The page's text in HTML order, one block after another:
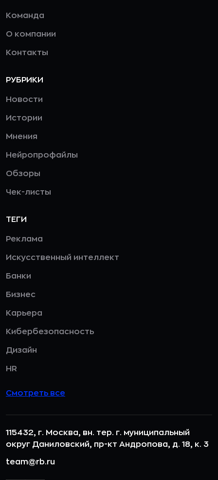
Команда
О компании
Контакты
РУБРИКИ
Новости
Истории
Мнения
Нейропрофайлы
Обзоры
Чек-листы
ТЕГИ
Реклама
Искусственный интеллект
Банки
Бизнес
Карьера
Кибербезопасность
Дизайн
HR
Смотреть все
115432, г. Москва, вн. тер. г. муниципальный
округ Даниловский, пр-кт Андропова, д. 18, к. 3
team@rb.ru